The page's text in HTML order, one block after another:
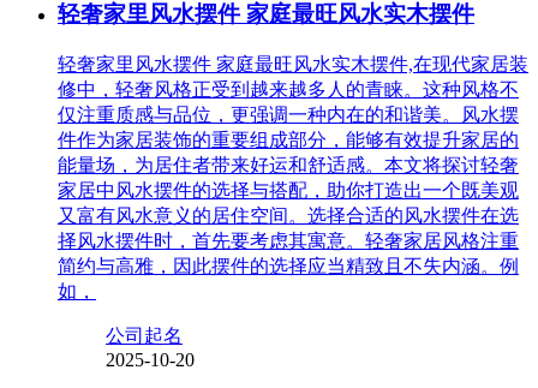
轻奢家里风水摆件 家庭最旺风水实木摆件
轻奢家里风水摆件 家庭最旺风水实木摆件,在现代家居装
修中，轻奢风格正受到越来越多人的青睐。这种风格不
仅注重质感与品位，更强调一种内在的和谐美。风水摆
件作为家居装饰的重要组成部分，能够有效提升家居的
能量场，为居住者带来好运和舒适感。本文将探讨轻奢
家居中风水摆件的选择与搭配，助你打造出一个既美观
又富有风水意义的居住空间。选择合适的风水摆件在选
择风水摆件时，首先要考虑其寓意。轻奢家居风格注重
简约与高雅，因此摆件的选择应当精致且不失内涵。例
如，
公司起名
2025-10-20